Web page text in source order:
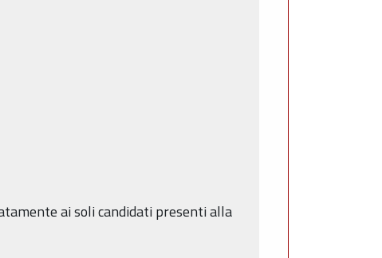
ai soli candidati presenti alla